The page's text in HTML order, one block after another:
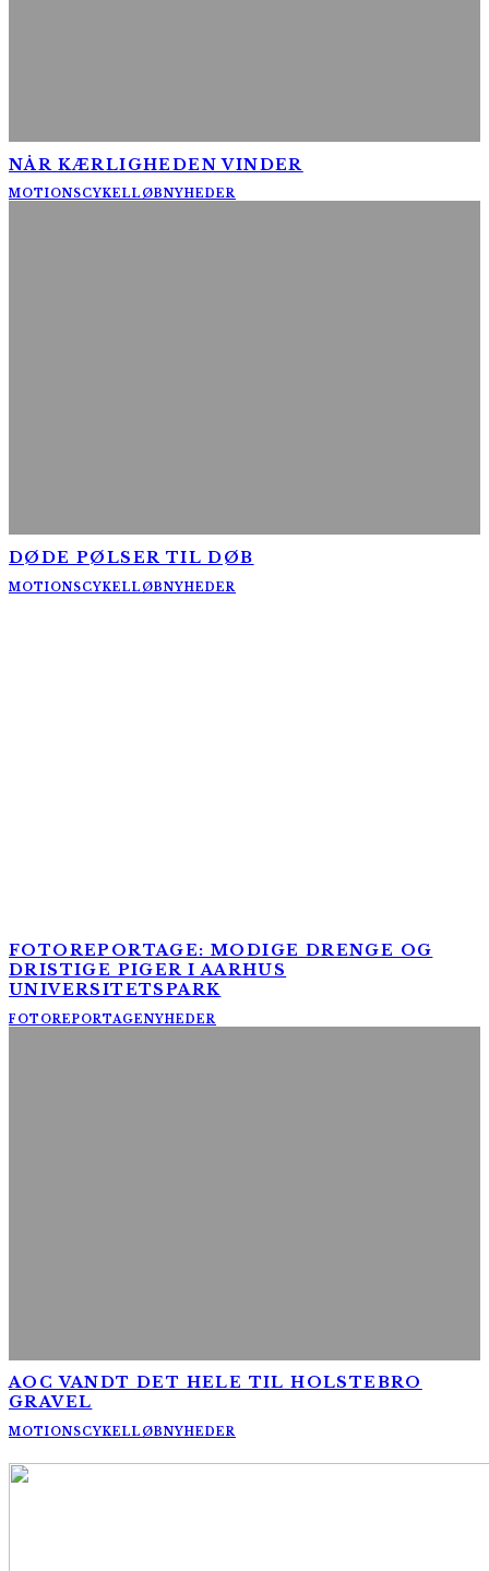
NÅR KÆRLIGHEDEN VINDER
MOTIONSCYKELLØBNYHEDER
DØDE PØLSER TIL DØB
MOTIONSCYKELLØBNYHEDER
FOTOREPORTAGE: MODIGE DRENGE OG
DRISTIGE PIGER I AARHUS
UNIVERSITETSPARK
FOTOREPORTAGENYHEDER
AOC VANDT DET HELE TIL HOLSTEBRO
GRAVEL
MOTIONSCYKELLØBNYHEDER